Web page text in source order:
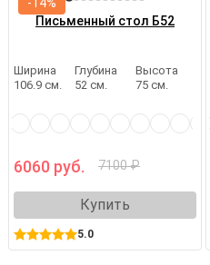
Письменный стол Б52
Ширина
106.9 см.
Глубина
52 см.
Высота
75 см.
6060 руб. 7100 ₽
Купить
5.0
-14%